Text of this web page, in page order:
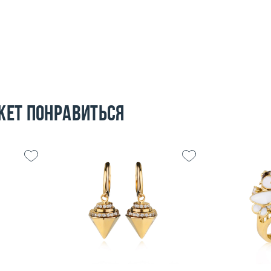
понравиться
585
Материал:
белое золото 585
Материал: